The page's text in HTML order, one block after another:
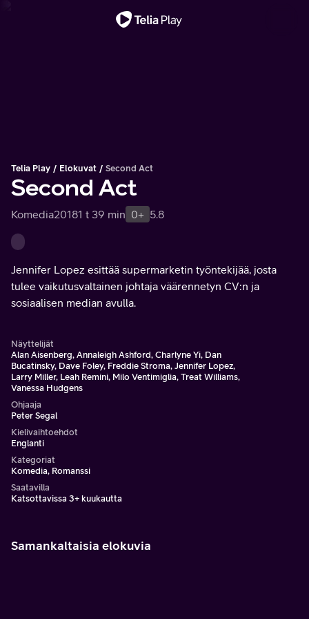
Telia Play Elokuvat Second Act
Second Act
Komedia20181 t 39 min 0+ 5.8
Jennifer Lopez esittää supermarketin työntekijää, josta
tulee vaikutusvaltainen johtaja väärennetyn CV:n ja
sosiaalisen median avulla.
Näyttelijät
Alan Aisenberg, Annaleigh Ashford, Charlyne Yi, Dan
Bucatinsky, Dave Foley, Freddie Stroma, Jennifer Lopez,
Larry Miller, Leah Remini, Milo Ventimiglia, Treat Williams,
Vanessa Hudgens
Ohjaaja
Peter Segal
Kielivaihtoehdot
Englanti
Kategoriat
Komedia, Romanssi
Saatavilla
Katsottavissa 3+ kuukautta
Samankaltaisia elokuvia